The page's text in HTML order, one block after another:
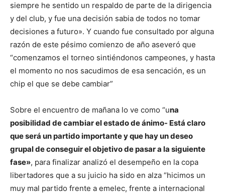
siempre he sentido un respaldo de parte de la dirigencia
y del club, y fue una decisión sabia de todos no tomar
decisiones a futuro». Y cuando fue consultado por alguna
razón de este pésimo comienzo de año aseveró que
“comenzamos el torneo sintiéndonos campeones, y hasta
el momento no nos sacudimos de esa sencación, es un
chip el que se debe cambiar”
Sobre el encuentro de mañana lo ve como “una
posibilidad de cambiar el estado de ánimo- Está claro
que será un partido importante y que hay un deseo
grupal de conseguir el objetivo de pasar a la siguiente
fase», para finalizar analizó el desempeño en la copa
libertadores que a su juicio ha sido en alza “hicimos un
muy mal partido frente a emelec, frente a internacional